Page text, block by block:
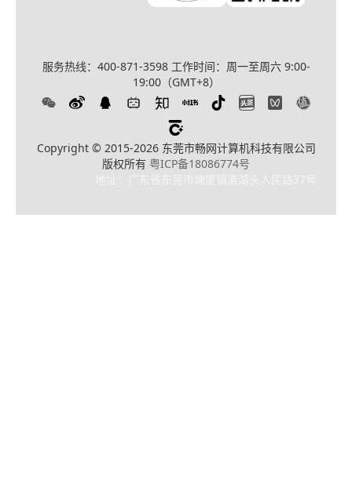
服务热线：400-871-3598 工作时间：周一至周六 9:00-
19:00（GMT+8）
Copyright © 2015-2026 东莞市畅网计算机科技有限公司
版权所有 粤ICP备18086774号